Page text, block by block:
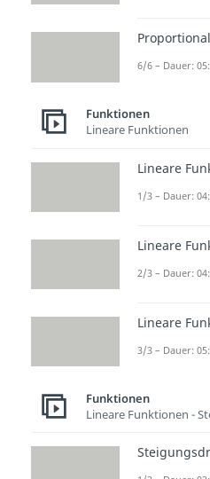
6/6 – Dauer:
Funktionen
Lineare Funktionen
Lineare
1/3 – Dauer:
Lineare
2/3 – Dauer:
Lineare
3/3 – Dauer:
Funktionen
Lineare Funktionen -